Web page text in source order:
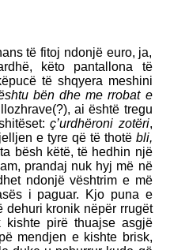
të fitoj ndonjë euro, ja,
këto pantallona të
të shqyera meshini
bën dhe me rrobat e
ai është tregu
ç’urdhëroni zotëri,
e tyre që të thotë bli,
bësh këtë, të hedhin një
prandaj nuk hyj më në
ndonjë vështrim e më
i paguar. Kjo puna e
dehuri kronik nëpër rrugët
pirë thuajse asgjë
mendjen e kishte brisk,